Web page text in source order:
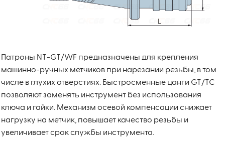
Патроны NT-GT/WF предназначены для крепления
машинно-ручных метчиков при нарезании резьбы, в том
числе в глухих отверстиях. Быстросменные цанги GT/TC
позволяют заменять инструмент без использования
ключа и гайки. Механизм осевой компенсации снижает
нагрузку на метчик, повышает качество резьбы и
увеличивает срок службы инструмента.